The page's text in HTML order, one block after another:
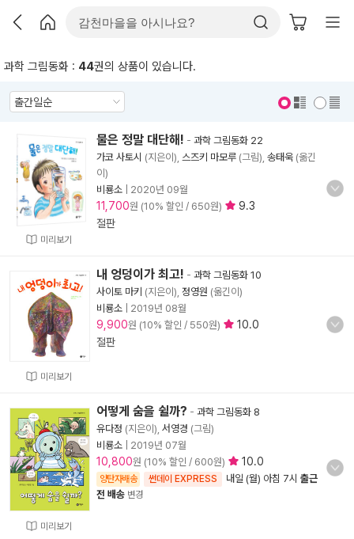
과학 그림동화 : 44권의 상품이 있습니다.
미리보기
물은 정말 대단해! - 과학 그림동화 22
가코 사토시 (지은이), 스즈키 마모루 (그림), 송태욱 (옮긴
이)
비룡소
2020년 09월
11,700원 (10% 할인 / 650원)
9.3
절판
미리보기
내 엉덩이가 최고! - 과학 그림동화 10
사이토 마키 (지은이), 정영원 (옮긴이)
비룡소
2019년 08월
9,900원 (10% 할인 / 550원)
10.0
절판
미리보기
어떻게 숨을 쉴까? - 과학 그림동화 8
유다정 (지은이), 서영경 (그림)
비룡소
2019년 07월
10,800원 (10% 할인 / 600원) 10.0
양탄자배송 썬데이 EXPRESS 내일 (월) 아침 7시 출근
전 배송 변경